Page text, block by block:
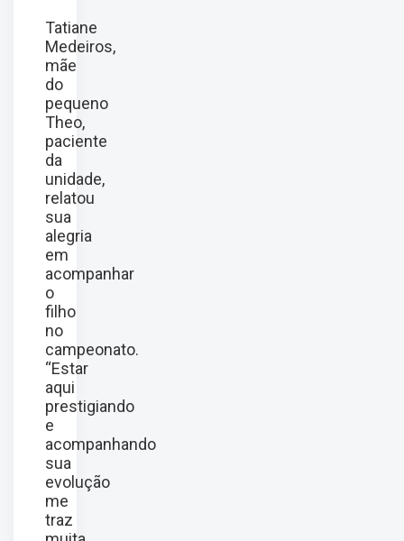
Tatiane
Medeiros,
mãe
do
pequeno
Theo,
paciente
da
unidade,
relatou
sua
alegria
em
acompanhar
o
filho
no
campeonato.
“Estar
aqui
prestigiando
e
acompanhando
sua
evolução
me
traz